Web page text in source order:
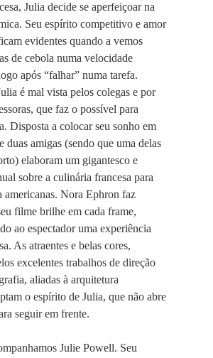
Julia decide se aperfeiçoar na
Seu espírito competitivo e amor
evidentes quando a vemos
de cebola numa velocidade
após “falhar” numa tarefa.
é mal vista pelos colegas e por
que faz o possível para
Disposta a colocar seu sonho em
duas amigas (sendo que uma delas
elaboram um gigantesco e
sobre a culinária francesa para
americanas. Nora Ephron faz
filme brilhe em cada frame,
ao espectador uma experiência
As atraentes e belas cores,
excelentes trabalhos de direção
aliadas à arquitetura
o espírito de Julia, que não abre
seguir em frente.
Julie Powell. Seu